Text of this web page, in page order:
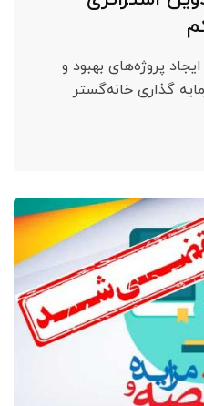
پروژ‌ه‌های بهبود و
گذاری خانه‌گستر